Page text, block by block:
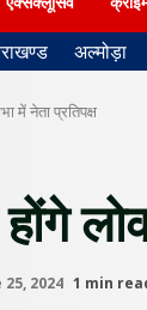
अल्मोड़ा
में नेता प्रतिपक्ष
होंगे
25, 2024 1 min